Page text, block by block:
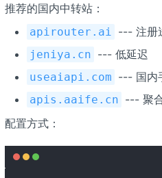
推荐的国内中转站：
apirouter.ai --- 注册
jeniya.cn --- 低延迟
useaiapi.com --- 国内
apis.aaife.cn --- 聚
配置方式：